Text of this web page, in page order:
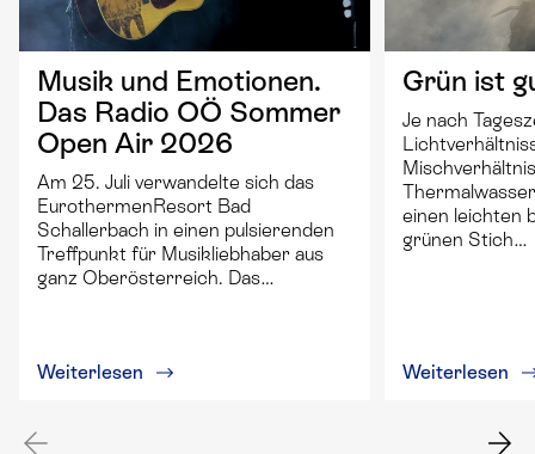
Musik und Emotionen.
Das Radio OÖ Sommer
Open Air 2026
Am 25. Juli verwandelte sich das
EurothermenResort Bad
Schallerbach in einen pulsierenden
Treffpunkt für Musikliebhaber aus
ganz Oberösterreich. Das…
Weiterlesen
Grün ist
Je nach
einen leichten
grünen Stich…
Weiterlesen